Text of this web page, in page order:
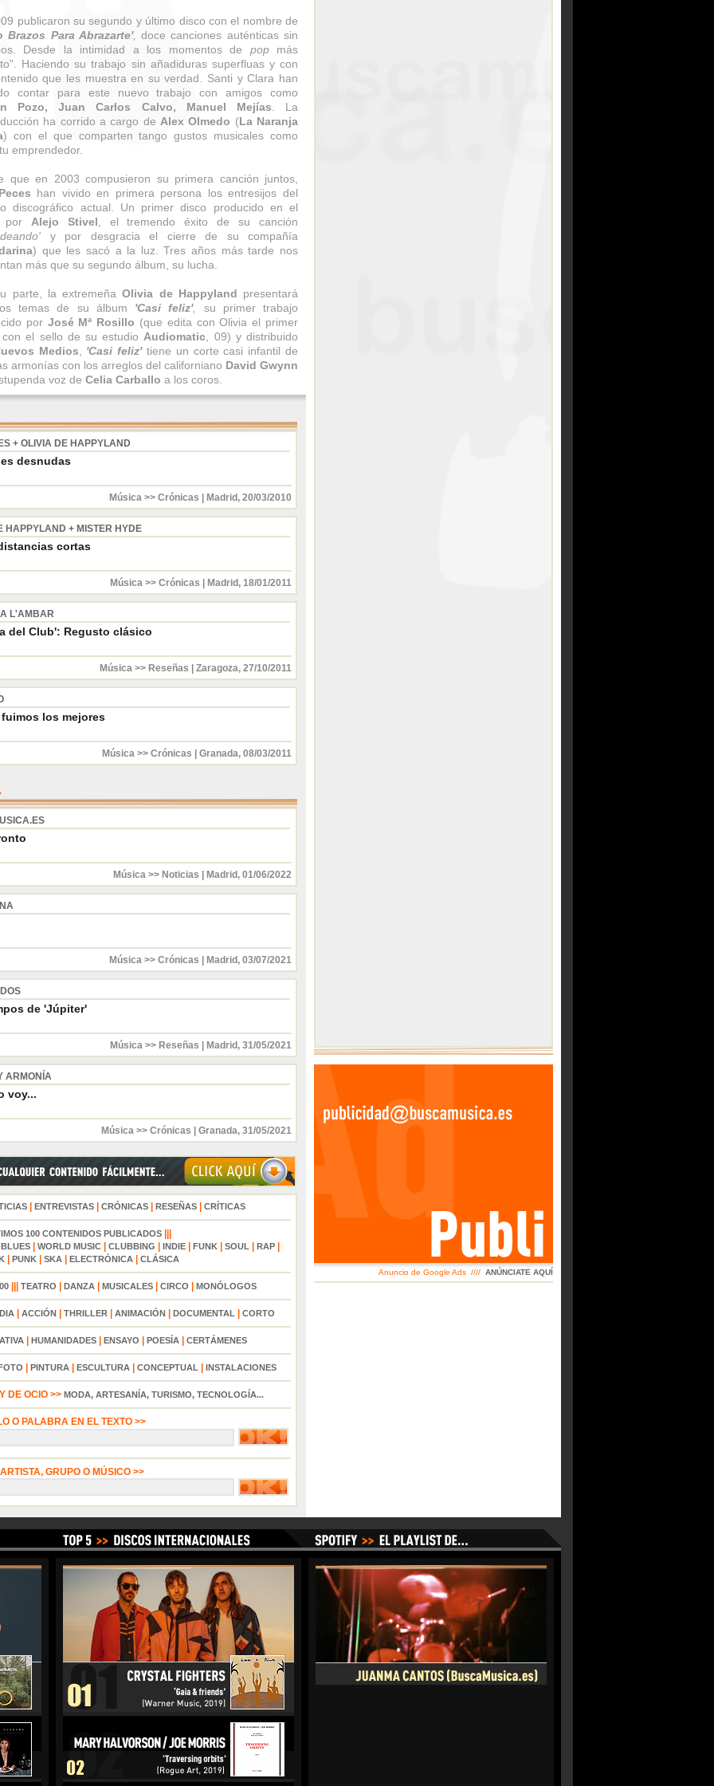
publicaron su segundo y último disco con el nombre de
Brazos Para Abrazarte', doce canciones auténticas sin
Desde la intimidad a los momentos de popmás
Haciendo su trabajo sin añadiduras superfluas y con
que les muestra en su verdad. Santi y Clara han
contar para este nuevo trabajo con amigos como
Pozo, Juan Carlos Calvo, Manuel Mejías . La
ha corrido a cargo de Alex Olmedo (La Naranja
) con el que comparten tango gustos musicales como
emprendedor.
que en 2003 compusieron su primera canción juntos,
han vivido en primera persona los entresijos del
discográfico actual. Un primer disco producido en el
por Alejo Stivel , el tremendo éxito de su canción
y por desgracia el cierre de su compañía
) que les sacó a la luz. Tres años más tarde nos
más que su segundo álbum, su lucha.
parte, la extremeñaOlivia de Happyland presentará
temas de su álbum 'Casi feliz',
su primer trabajo
por José Mª Rosillo (que edita con Olivia el primer
con el sello de su estudio Audiomatic , 09) y distribuido
Medios
'Casi feliz'tiene un corte casi infantil de
armonías con los arreglos del californiano David Gwynn
voz de Celia Carballo a los coros.
+ OLIVIA DE HAPPYLAND
desnudas
Música >> Crónicas Madrid , 20/03/2010
HAPPYLAND + MISTER HYDE
cortas
Música >> Crónicas Madrid , 18/01/2011
L'AMBAR
del Club': Regusto clásico
Música >> Reseñas Zaragoza, 27/10/2011
los mejores
Música >> Crónicas Granada, 08/03/2011
Música >> Noticias Madrid , 01/06/2022
Música >> Crónicas Madrid , 03/07/2021
de 'Júpiter'
Música >> Reseñas Madrid , 31/05/2021
ARMONÍA
voy...
Música >> Crónicas Granada, 31/05/2021
| ENTREVISTAS| CRÓNICAS| RESEÑAS| CRÍTICAS
100 CONTENIDOS PUBLICADOS
BLUES| WORLD MUSIC| CLUBBING INDIE| FUNK| SOUL| RAP|
| PUNK| SKA| ELECTRÓNICA| CLÁSICA
||| TEATRO DANZA| MUSICALES| CIRCO MONÓLOGOS
ACCIÓN THRILLER ANIMACIÓN DOCUMENTAL CORTO
HUMANIDADES ENSAYO POESÍA CERTÁMENES
PINTURA ESCULTURA CONCEPTUAL INSTALACIONES
DE OCIO >> MODA, ARTESANÍA, TURISMO, TECNOLOGÍA...
O PALABRA EN EL TEXTO >>
GRUPO O MÚSICO >>
Anuncio de Google Ads //// ANÚNCIATE AQUÍ